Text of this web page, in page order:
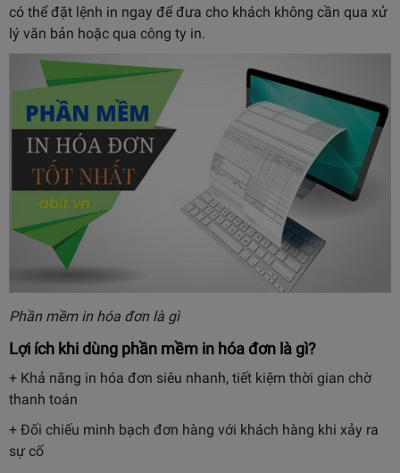
có thể đặt lệnh in ngay để đưa cho khách không cần qua xử
lý văn bản hoặc qua công ty in.
Phần mềm in hóa đơn là gì
Lợi ích khi dùng phần mềm in hóa đơn là gì?
+ Khả năng in hóa đơn siêu nhanh, tiết kiệm thời gian chờ
thanh toán
+ Đối chiếu minh bạch đơn hàng với khách hàng khi xảy ra
sự cố